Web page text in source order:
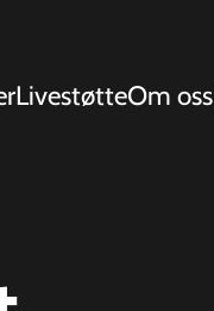
LivestøtteOm oss